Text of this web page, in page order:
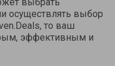
осуществлять выбор
то ваш
эффективным и